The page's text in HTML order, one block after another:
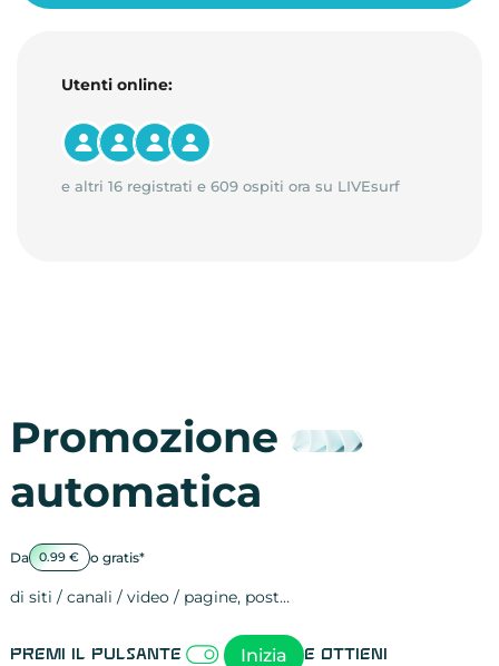
Utenti online:
e altri 16 registrati e 609 ospiti ora su LIVEsurf
Promozione
automatica
Da 0.99 € o gratis*
di siti / canali / video / pagine, post…
Premi il pulsante Inizia e ottieni